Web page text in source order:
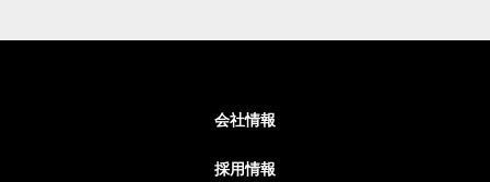
会社情報
採用情報